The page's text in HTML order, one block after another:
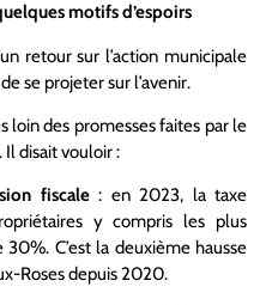
motifs d’espoirs
retour sur l’action municipale
se projeter sur l’avenir.
loin des promesses faites par le
disait vouloir :
fiscale: en 2023, la taxe
y compris les plus
C’est la deuxième hausse
Roses depuis 2020.